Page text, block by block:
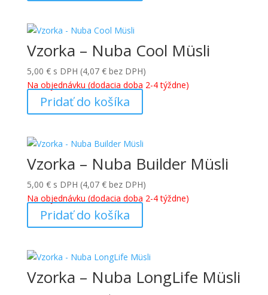
Vzorka – Nuba Cool Müsli
5,00 € s DPH (4,07 €bez DPH)
Na objednávku (dodacia doba 2-4 týždne)
Pridať do košíka
Vzorka – Nuba Builder Müsli
5,00 € s DPH (4,07 €bez DPH)
Na objednávku (dodacia doba 2-4 týždne)
Pridať do košíka
Vzorka – Nuba LongLife Müsli